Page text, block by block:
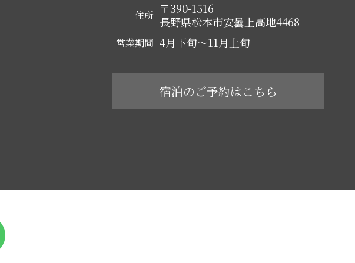
住所
〒390-1516
長野県松本市安曇上高地4468
営業期間 4月下旬～11月上旬
宿泊のご予約はこちら